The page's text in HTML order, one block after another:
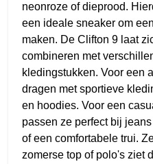
neonroze of dieprood.
een ideale sneaker om
maken. De Clifton 9 laat
combineren met
kledingstukken. Voor een
dragen met sportieve
en hoodies. Voor een
passen ze perfect bij
of een comfortabele trui.
zomerse top of polo's ziet